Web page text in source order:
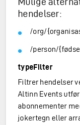
hendelser:
/org/
/person/
typeFilter
Filtrer hendelser
Altinn Events
abonnementer
jokertegn eller